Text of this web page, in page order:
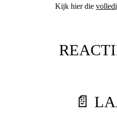
Kijk hier die
📄